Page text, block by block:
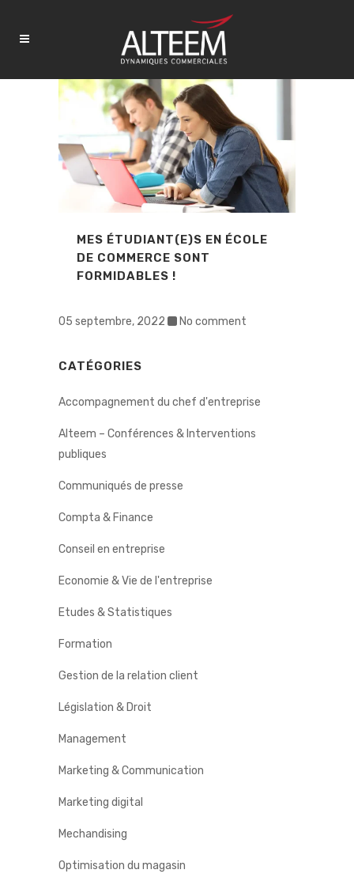
MES ÉTUDIANT(E)S EN ÉCOLE
DE COMMERCE SONT
FORMIDABLES !
05 septembre, 2022 No comment
CATÉGORIES
Accompagnement du chef d'entreprise
Alteem – Conférences & Interventions
publiques
Communiqués de presse
Compta & Finance
Conseil en entreprise
Economie & Vie de l'entreprise
Etudes & Statistiques
Formation
Gestion de la relation client
Législation & Droit
Management
Marketing & Communication
Marketing digital
Mechandising
Optimisation du magasin